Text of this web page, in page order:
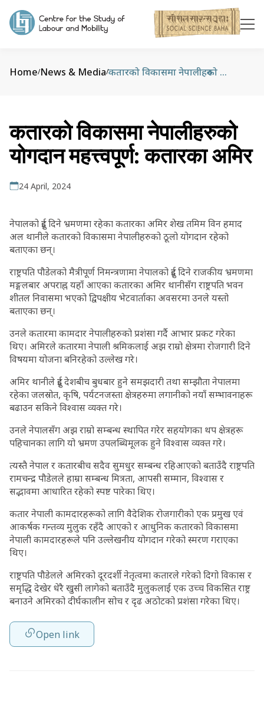
Home/News & Media/ कतारको विकासमा नेपालीहरुको योगदान महत्त्वपूर्ण: कतारका अमिर
कतारको विकासमा नेपालीहरुको
योगदान महत्त्वपूर्ण: कतारका अमिर
24 April, 2024
नेपालको दुई दिने भ्रमणमा रहेका कतारका अमिर शेख तमिम विन हमाद
अल थानीले कतारको विकासमा नेपालीहरुको ठूलो योगदान रहेको
बताएका छन्।
राष्ट्रपति पौडेलको मैत्रीपूर्ण निमन्त्रणामा नेपालको दुई दिने राजकीय भ्रमणमा
मङ्गलबार अपराह्न यहाँ आएका कतारका अमिर थानीसँग राष्ट्रपति भवन
शीतल निवासमा भएको द्विपक्षीय भेटवार्ताका अवसरमा उनले यस्तो
बताएका छन्।
उनले कतारमा कामदार नेपालीहरुको प्रशंसा गर्दै आभार प्रकट गरेका
थिए। अमिरले कतारमा नेपाली श्रमिकलाई अझ राम्रो क्षेत्रमा रोजगारी दिने
विषयमा योजना बनिरहेको उल्लेख गरे।
अमिर थानीले दुई देशबीच बुधबार हुने समझदारी तथा सम्झौता नेपालमा
रहेका जलस्रोत, कृषि, पर्यटनजस्ता क्षेत्रहरुमा लगानीको नयाँ सम्भावनाहरू
बढाउन सकिने विश्वास व्यक्त गरे।
उनले नेपालसँग अझ राम्रो सम्बन्ध स्थापित गरेर सहयोगका थप क्षेत्रहरू
पहिचानका लागि यो भ्रमण उपलब्धिमूलक हुने विश्वास व्यक्त गरे।
त्यस्तै नेपाल र कतारबीच सदैव सुमधुर सम्बन्ध रहिआएको बताउँदै राष्ट्रपति
रामचन्द्र पौडेलले हाम्रा सम्बन्ध मित्रता, आपसी सम्मान, विश्वास र
सद्भावमा आधारित रहेको स्पष्ट पारेका थिए।
कतार नेपाली कामदारहरूको लागि वैदेशिक रोजगारीको एक प्रमुख एवं
आकर्षक गन्तव्य मुलुक रहँदै आएको र आधुनिक कतारको विकासमा
नेपाली कामदारहरूले पनि उल्लेखनीय योगदान गरेको स्मरण गराएका
थिए।
राष्ट्रपति पौडेलले अमिरको दूरदर्शी नेतृत्वमा कतारले गरेको दिगो विकास र
समृद्धि देखेर धेरै खुसी लागेको बताउँदै मुलुकलाई एक उच्च विकसित राष्ट्र
बनाउने अमिरको दीर्घकालीन सोच र दृढ अठोटको प्रशंसा गरेका थिए।
Open link